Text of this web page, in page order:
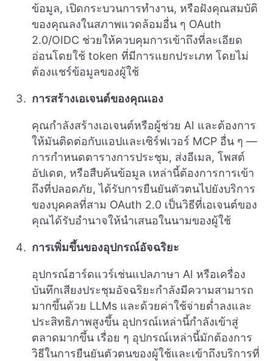
ข้อมูล, เปิดกระบวนการทำงาน, หรือฝังคุณสมบัติ
ของคุณลงในสภาพแวดล้อมอื่น ๆ OAuth
2.0/OIDC ช่วยให้ควบคุมการเข้าถึงที่ละเอียด
อ่อนโดยใช้ token ที่มีการแยกประเภท โดยไม่
ต้องแชร์ข้อมูลของผู้ใช้
การสร้างเอเจนต์ของคุณเอง
คุณกำลังสร้างเอเจนต์หรือผู้ช่วย AI และต้องการ
ให้มันติดต่อกับแอปและเซิร์ฟเวอร์ MCP อื่น ๆ —
การกำหนดตารางการประชุม, ส่งอีเมล, โพสต์
อัปเดต, หรือสืบค้นข้อมูล เหล่านี้ต้องการการเข้า
ถึงที่ปลอดภัย, ได้รับการยืนยันตัวตนไปยังบริการ
ของบุคคลที่สาม OAuth 2.0 เป็นวิธีที่เอเจนต์ของ
คุณได้รับอำนาจให้นำเสนอในนามของผู้ใช้
การเพิ่มขึ้นของอุปกรณ์อัจฉริยะ
อุปกรณ์ฮาร์ดแวร์เช่นแปลภาษา AI หรือเครื่อง
บันทึกเสียงประชุมอัจฉริยะกำลังมีความสามารถ
มากขึ้นด้วย LLMs และด้วยค่าใช้จ่ายต่ำลงและ
ประสิทธิภาพสูงขึ้น อุปกรณ์เหล่านี้กำลังเข้าสู่
ตลาดมากขึ้น เรื่อย ๆ อุปกรณ์เหล่านี้มักต้องการ
วิธีในการยืนยันตัวตนของผู้ใช้และเข้าถึงบริการที่